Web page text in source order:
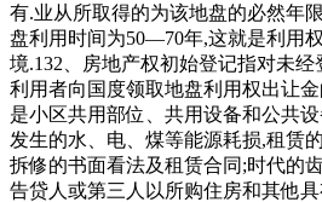
有.业从所取得的为该地盘的必然年
盘利用时间为50—70年,这就是利用
境.132、房地产权初始登记指对未
利用者向国度领取地盘利用权出让
是小区共用部位、共用设备和公共
发生的水、电、煤等能源耗损,租赁
拆修的书面看法及租赁合同;时代的
告贷人或第三人以所购住房和其他